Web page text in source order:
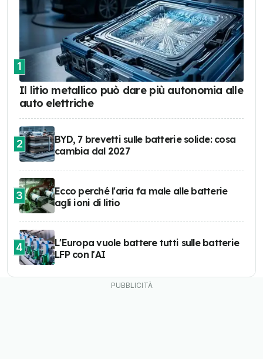
1
Il litio metallico può dare più autonomia alle
auto elettriche
2
BYD, 7 brevetti sulle batterie solide: cosa
cambia dal 2027
3
Ecco perché l'aria fa male alle batterie
agli ioni di litio
4
L'Europa vuole battere tutti sulle batterie
LFP con l'AI